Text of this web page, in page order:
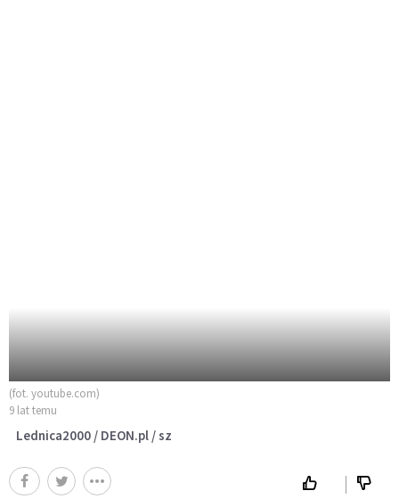
(fot. youtube.com)
9 lat temu
Lednica2000 / DEON.pl / sz